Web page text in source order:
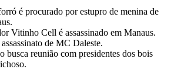
é procurado por estupro de menina de
Vitinho Cell é assassinado em Manaus.
de MC Daleste.
busca reunião com presidentes dos bois